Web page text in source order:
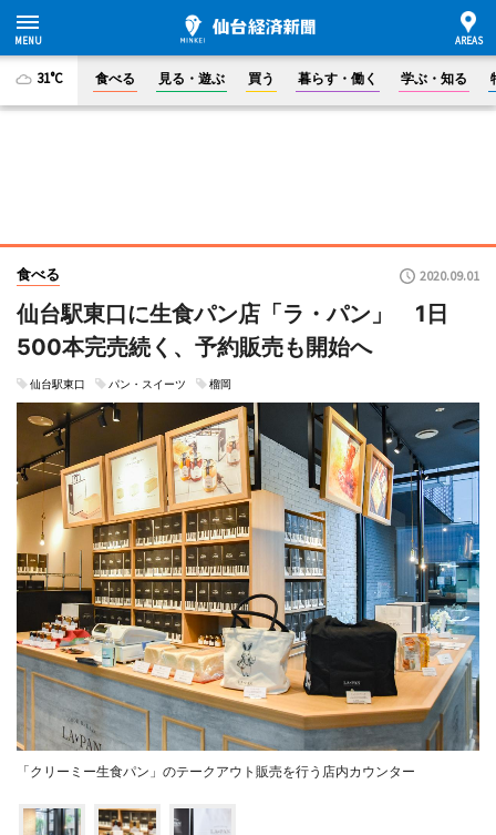
31°C 食べる 見る・遊ぶ 買う 暮らす・働く 学ぶ・知る
食べる 2020.09.01
仙台駅東口に生食パン店「ラ・パン」 1日
500本完売続く、予約販売も開始へ
仙台駅東口 パン・スイーツ 榴岡
「クリーミー生食パン」のテークアウト販売を行う店内カウンター